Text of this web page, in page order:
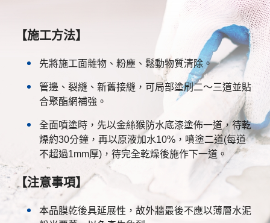
【施工方法】
先將施工面雜物、粉塵、鬆動物質清除。
管邊、裂縫、新舊接縫，可局部塗刷二～三道並貼
合聚酯網補強。
全面噴塗時，先以金絲猴防水底漆塗佈一道，待乾
燥約30分鐘，再以原液加水10%，噴塗二道(每道
不超過1mm厚)，待完全乾燥後施作下一道。
【注意事項】
本品膜乾後具延展性，故外牆最後不應以薄層水泥